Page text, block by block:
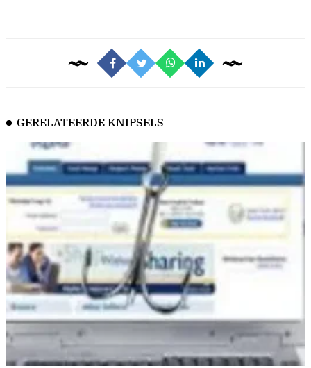
GERELATEERDE KNIPSELS